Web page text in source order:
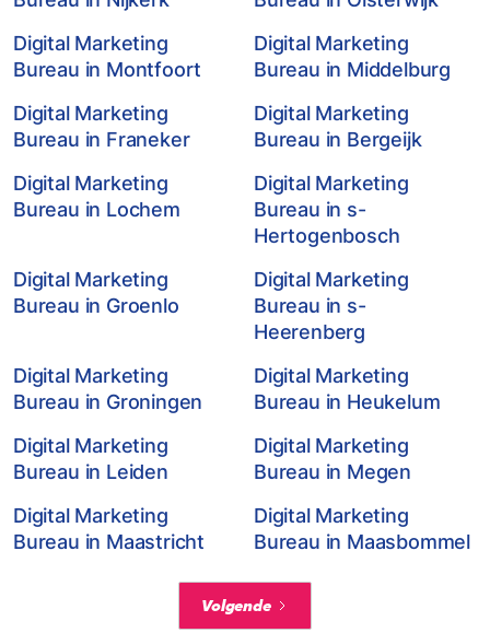
Digital Marketing
Bureau in Montfoort
Digital Marketing
Bureau in Middelburg
Digital Marketing
Bureau in Franeker
Digital Marketing
Bureau in Bergeijk
Digital Marketing
Bureau in Lochem
Digital Marketing
Bureau in s-
Hertogenbosch
Digital Marketing
Bureau in Groenlo
Digital Marketing
Bureau in s-
Heerenberg
Digital Marketing
Bureau in Groningen
Digital Marketing
Bureau in Heukelum
Digital Marketing
Bureau in Leiden
Digital Marketing
Bureau in Megen
Digital Marketing
Bureau in Maastricht
Digital Marketing
Bureau in Maasbommel
Volgende